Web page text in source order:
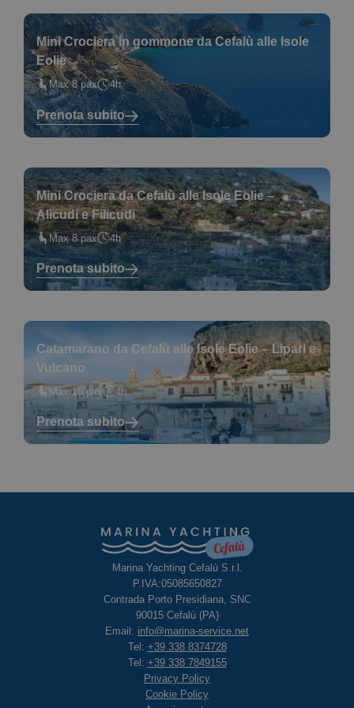
Mini Crociera in gommone da Cefalù alle Isole
Eolie
Max 8 pax 4h
Prenota subito
Mini Crociera da Cefalù alle Isole Eolie –
Alicudi e Filicudi
Max 8 pax 4h
Prenota subito
Catamarano da Cefalù alle Isole Eolie – Lipari e
Vulcano
Max 15 pax 4h
Prenota subito
Marina Yachting Cefalù S.r.l.
P.IVA:05085650827
Contrada Porto Presidiana, SNC
90015 Cefalù (PA)
Email: info@marina-service.net
Tel: +39 338 8374728
Tel: +39 338 7849155
Privacy Policy
Cookie Policy